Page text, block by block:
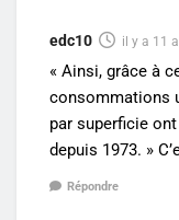
edc10 il y a 11
« Ainsi, grâce à
consommations
par superficie
depuis 1973. »
Répondre